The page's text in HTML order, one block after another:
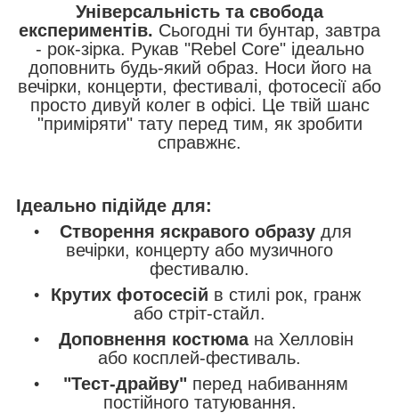
Універсальність та свобода
експериментів. Сьогодні ти бунтар, завтра
- рок-зірка. Рукав "Rebel Core" ідеально
доповнить будь-який образ. Носи його на
вечірки, концерти, фестивалі, фотосесії або
просто дивуй колег в офісі. Це твій шанс
"приміряти" тату перед тим, як зробити
справжнє.
Ідеально підійде для:
Створення яскравого образу для
вечірки, концерту або музичного
фестивалю.
Крутих фотосесій в стилі рок, гранж
або стріт-стайл.
Доповнення костюмана Хелловін
або косплей-фестиваль.
"Тест-драйву" перед набиванням
постійного татуювання.